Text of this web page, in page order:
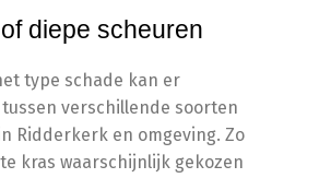
diepe scheuren
type schade kan er
verschillende soorten
Ridderkerk en omgeving. Zo
kras waarschijnlijk gekozen